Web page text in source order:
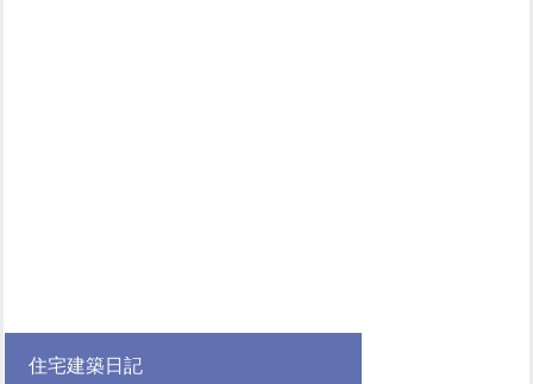
住宅建築日記